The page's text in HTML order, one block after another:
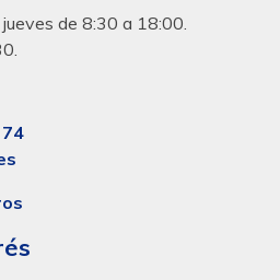
de 8:30 a 18:00.